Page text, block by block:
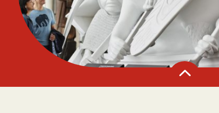
Retour